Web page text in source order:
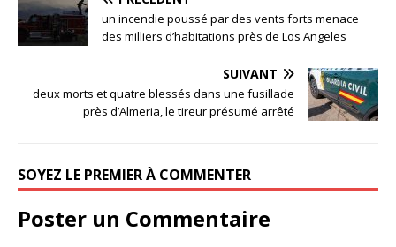
un incendie poussé par des vents forts menace
des milliers d’habitations près de Los Angeles
SUIVANT
deux morts et quatre blessés dans une fusillade
près d’Almeria, le tireur présumé arrêté
SOYEZ LE PREMIER À COMMENTER
Poster un Commentaire